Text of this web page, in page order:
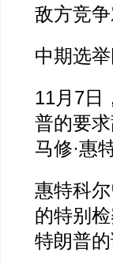
敌方竞
中期选
11月7日
普的要
马修·惠
惠特科
的特别
特朗普的